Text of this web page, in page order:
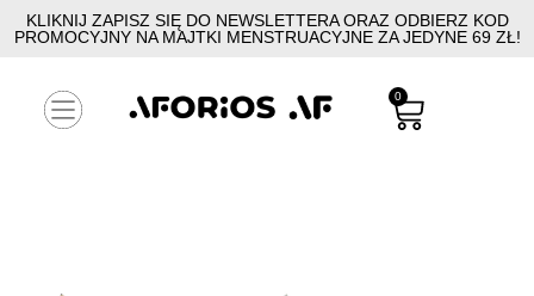
KLIKNIJ ZAPISZ SIĘ DO NEWSLETTERA ORAZ ODBIERZ KOD
PROMOCYJNY NA MAJTKI MENSTRUACYJNE ZA JEDYNE 69 ZŁ!
0